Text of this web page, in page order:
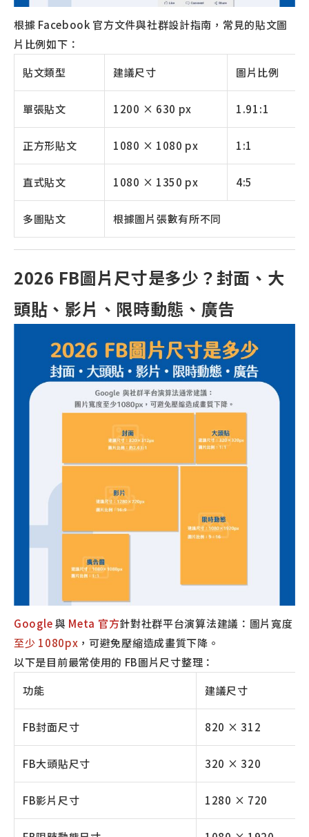
根據 Facebook 官方文件與社群設計指南，常見的貼文圖
片比例如下：
貼文類型
建議尺寸 圖片比例
單張貼文 1200 × 630 px 1.91:1
正方形貼文 1080 × 1080 px 1:1
直式貼文 1080 × 1350 px 4:5
多圖貼文 根據圖片張數有所不同
2026 FB圖片尺寸是多少？封面、大
頭貼、影片、限時動態、廣告
Google與 Meta 官方針對社群平台演算法建議：圖片寬度
至少 1080px ，可避免壓縮造成畫質下降。
以下是目前最常使用的 FB圖片尺寸整理：
功能
建議尺寸
FB封面尺寸 820 × 312
FB大頭貼尺寸 320 × 320
FB影片尺寸 1280 × 720